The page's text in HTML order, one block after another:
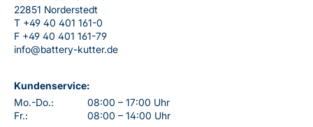
22851 Norderstedt
T +49 40 401 161-0
F +49 40 401 161-79
info@battery-kutter.de
Kundenservice:
Mo.-Do.:
08:00 – 17:00 Uhr
Fr.:
08:00 – 14:00 Uhr